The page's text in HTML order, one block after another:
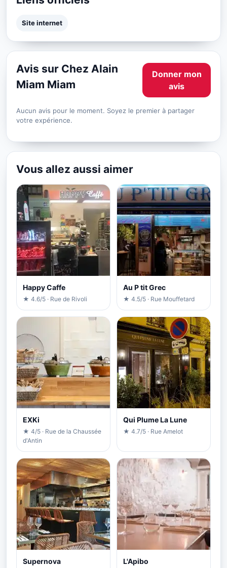
Site internet
Avis sur Chez Alain
Miam Miam
Donner mon
avis
Aucun avis pour le moment. Soyez le premier à partager
votre expérience.
Vous allez aussi aimer
Happy Caffe
★ 4.6/5 · Rue de Rivoli
Au P tit Grec
★ 4.5/5 · Rue Mouffetard
EXKi
★ 4/5 · Rue de la Chaussée
d'Antin
Qui Plume La Lune
★ 4.7/5 · Rue Amelot
Supernova L'Apibo